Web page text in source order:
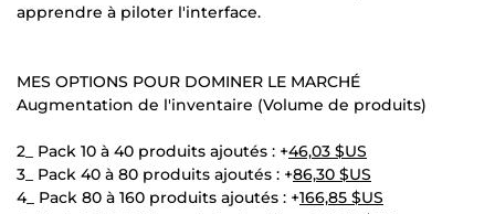
apprendre à piloter l'interface.
MES OPTIONS POUR DOMINER LE MARCHÉ
Augmentation de l'inventaire (Volume de produits)
2_ Pack 10 à 40 produits ajoutés : +46,03 $US
3_ Pack 40 à 80 produits ajoutés : +86,30 $US
4_ Pack 80 à 160 produits ajoutés : +166,85 $US